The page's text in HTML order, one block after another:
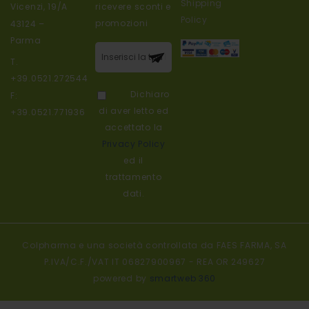
Vicenzi, 19/A
43124 –
Parma
T.
+39.0521.272544
F:
+39.0521.771936
ricevere sconti e
promozioni
Iscriviti alla
nostra
Dichiaro
di aver letto ed
accettato la
ed il
trattamento
dati.
Shipping
Policy
Colpharma e una società controllata da FAES FARMA, SA
P.IVA/C.F./VAT IT 06827900967 - REA OR 249627
powered by